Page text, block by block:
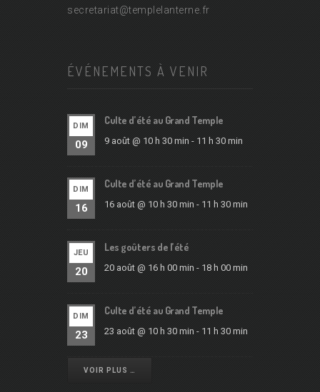
secretariat@templelanterne.fr
ÉVÉNEMENTS À VENIR
DIM
09
Culte d’été au Grand Temple
9 août @ 10 h 30 min - 11 h 30 min
DIM
16
Culte d’été au Grand Temple
16 août @ 10 h 30 min - 11 h 30 min
JEU
20
Les goûters de l’été
20 août @ 16 h 00 min - 18 h 00 min
DIM
23
Culte d’été au Grand Temple
23 août @ 10 h 30 min - 11 h 30 min
VOIR PLUS …